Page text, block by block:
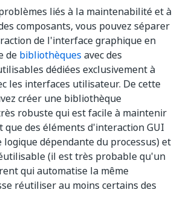
liés à la maintenabilité et à
composants, vous pouvez séparer
de l'interface graphique en
de bibliothèques avec des
dédiées exclusivement à
les interfaces utilisateur. De cette
créer une bibliothèque
robuste qui est facile à maintenir
que des éléments d'interaction GUI
dépendante du processus) et
(il est très probable qu'un
qui automatise la même
réutiliser au moins certains des